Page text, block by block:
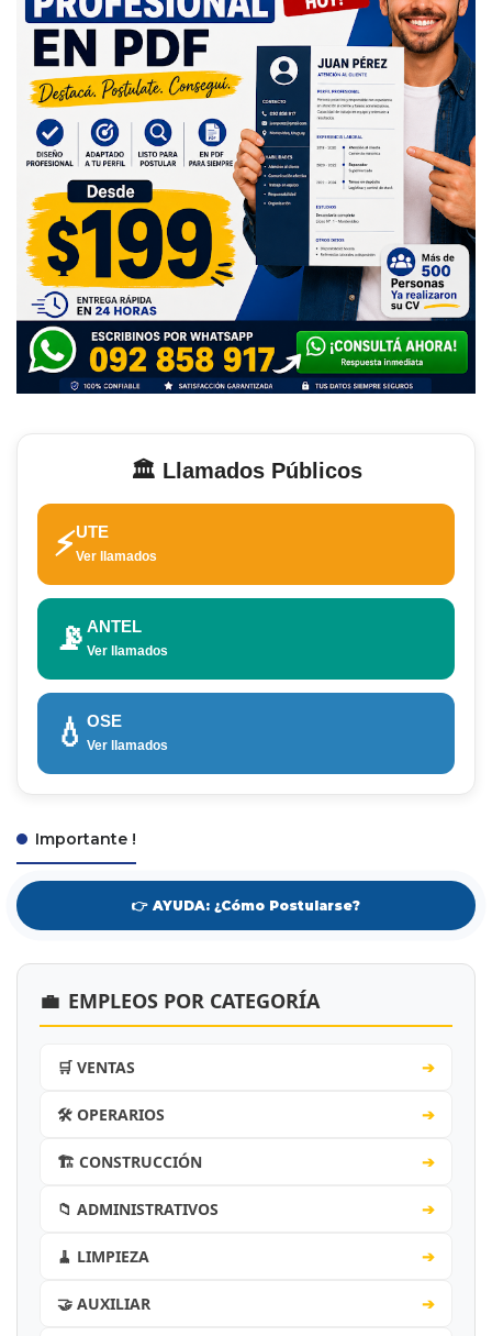
🏛️ Llamados Públicos
⚡UTE
Ver llamados
📡 ANTEL
Ver llamados
💧 OSE
Ver llamados
Importante !
👉 AYUDA: ¿Cómo Postularse?
💼 EMPLEOS POR CATEGORÍA
🛒 VENTAS ➔
🛠️ OPERARIOS ➔
🏗️ CONSTRUCCIÓN ➔
📁 ADMINISTRATIVOS ➔
🧹 LIMPIEZA ➔
🤝 AUXILIAR ➔